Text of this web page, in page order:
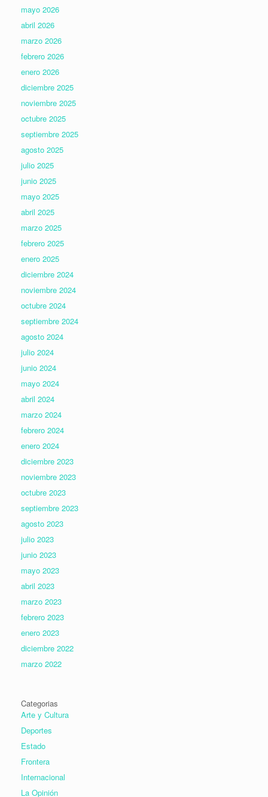
mayo 2026
abril 2026
marzo 2026
febrero 2026
enero 2026
diciembre 2025
noviembre 2025
octubre 2025
septiembre 2025
agosto 2025
julio 2025
junio 2025
mayo 2025
abril 2025
marzo 2025
febrero 2025
enero 2025
diciembre 2024
noviembre 2024
octubre 2024
septiembre 2024
agosto 2024
julio 2024
junio 2024
mayo 2024
abril 2024
marzo 2024
febrero 2024
enero 2024
diciembre 2023
noviembre 2023
octubre 2023
septiembre 2023
agosto 2023
julio 2023
junio 2023
mayo 2023
abril 2023
marzo 2023
febrero 2023
enero 2023
diciembre 2022
marzo 2022
Categorias
Arte y Cultura
Deportes
Estado
Frontera
Internacional
La Opinión